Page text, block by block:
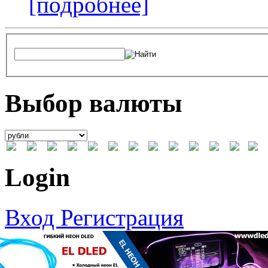
Выбор валюты
Login
Вход Регистрация